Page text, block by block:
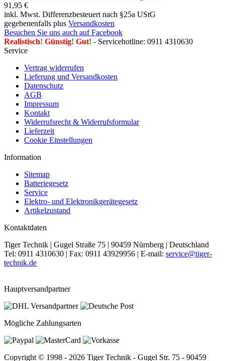
91,95 €
inkl. Mwst. Differenzbesteuert nach §25a UStG
gegebenenfalls plus Versandkosten
Besuchen Sie uns auch auf Facebook
Realistisch! Günstig! Gut! - Servicehotline: 0911 4310630
Service
Vertrag widerrufen
Lieferung und Versandkosten
Datenschutz
AGB
Impressum
Kontakt
Widerrufsrecht & Widerrufsformular
Lieferzeit
Cookie Einstellungen
Information
Sitemap
Batteriegesetz
Service
Elektro- und Elektronikgerätegesetz
Artikelzustand
Kontaktdaten
Tiger Technik | Gugel Straße 75 | 90459 Nürnberg | Deutschland
Tel: 0911 4310630 | Fax: 0911 43929956 | E-mail: service@tiger-
technik.de
Hauptversandpartner
Mögliche Zahlungsarten
Copyright © 1998 - 2026 Tiger Technik - Gugel Str. 75 - 90459